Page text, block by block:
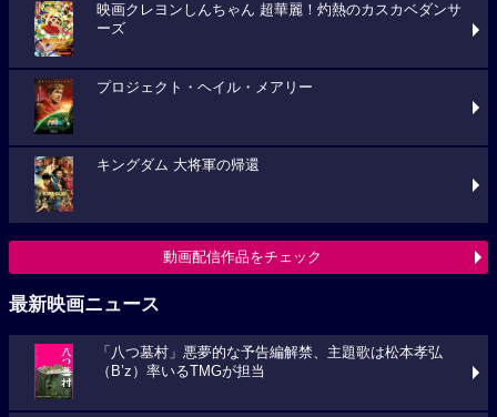
映画クレヨンしんちゃん 超華麗！灼熱のカスカベダンサ
ーズ
プロジェクト・ヘイル・メアリー
キングダム 大将軍の帰還
動画配信作品をチェック
最新映画ニュース
「八つ墓村」悪夢的な予告編解禁、主題歌は松本孝弘
（B’z）率いるTMGが担当